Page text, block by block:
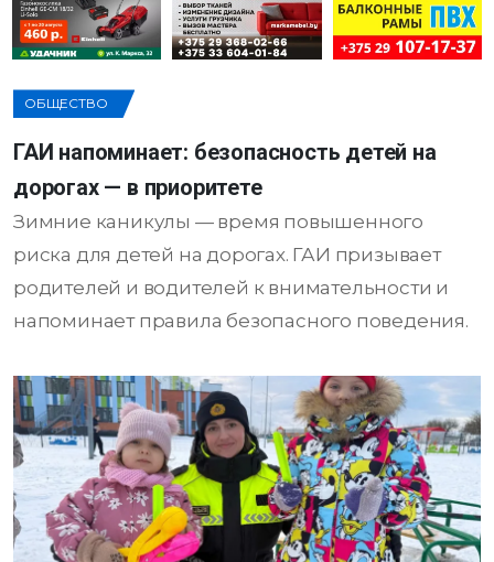
ОБЩЕСТВО
ГАИ напоминает: безопасность детей на
дорогах — в приоритете
Зимние каникулы — время повышенного
риска для детей на дорогах. ГАИ призывает
родителей и водителей к внимательности и
напоминает правила безопасного поведения.